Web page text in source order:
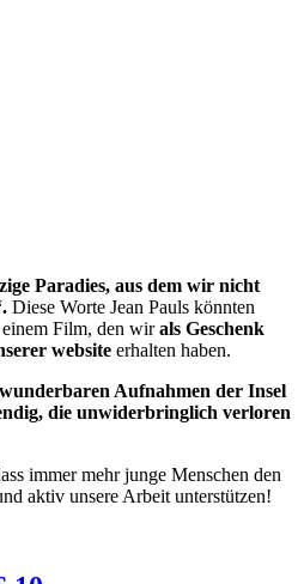
Paradies, aus dem wir nicht
Diese Worte Jean Pauls könnten
Film, den wirals Geschenk
website erhalten haben.
Aufnahmen der Insel
die unwiderbringlich verloren
immer mehr junge Menschen den
aktiv unsere Arbeit unterstützen!